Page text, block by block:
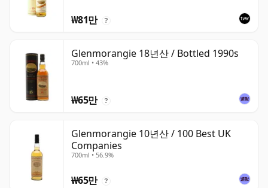
₩81만 ?
Glenmorangie 18년산 / Bottled 1990s
700ml • 43%
₩65만 ?
Glenmorangie 10년산 / 100 Best UK
Companies
700ml • 56.9%
₩65만 ?